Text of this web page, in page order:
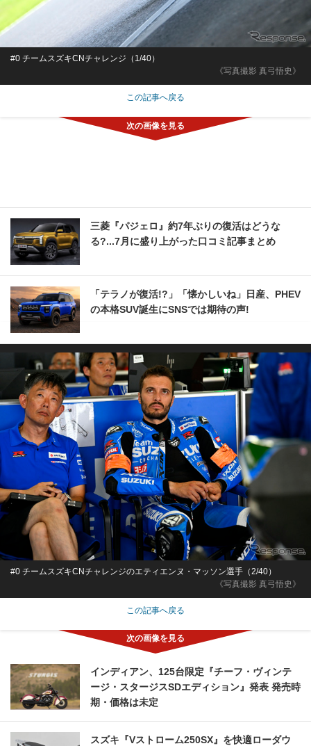
《写真撮影 真弓悟史》
#0 チームスズキCNチャレンジ（1/40）
この記事へ戻る
三菱『パジェロ』約7年ぶりの復活はどうな
る?...7月に盛り上がった口コミ記事まとめ
「テラノが復活!?」「懐かしいね」日産、PHEV
の本格SUV誕生にSNSでは期待の声!
《写真撮影 真弓悟史》
#0 チームスズキCNチャレンジのエティエンヌ・マッソン選手（2/40）
この記事へ戻る
インディアン、125台限定『チーフ・ヴィンテ
ージ・スタージスSDエディション』発表 発売時
期・価格は未定
スズキ『Vストローム250SX』を快適ローダウ